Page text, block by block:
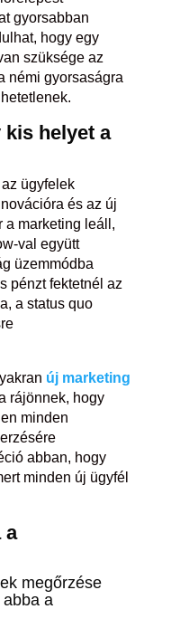
gyorsabban
hogy egy
szüksége az
némi gyorsaságra
helyet a
ügyfelek
és az új
a marketing leáll,
val együtt
üzemmódba
pénzt fektetnél az
a status quo
új marketing
rájönnek, hogy
minden
abban, hogy
minden új ügyfél
a
megőrzése
a